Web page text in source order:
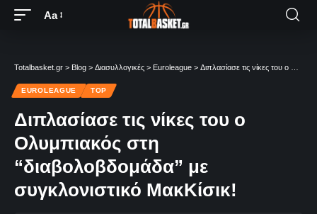
Aa
Totalbasket.gr > Blog > Διασυλλογικές > Euroleague > Διπλασίασε τις νίκες του ο Ολυμπιακός στη “διαβολοβδομάδα” με συγκλονιστικό ΜακΚίσικ!
EUROLEAGUE TOP
Διπλασίασε τις νίκες του ο
Ολυμπιακός στη
“διαβολοβδομάδα” με
συγκλονιστικό ΜακΚίσικ!